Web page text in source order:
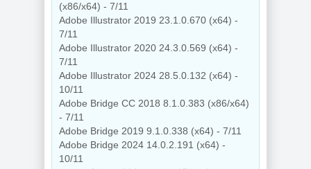
(x86/x64) - 7/11
Adobe Illustrator 2019 23.1.0.670 (x64) -
7/11
Adobe Illustrator 2020 24.3.0.569 (x64) -
7/11
Adobe Illustrator 2024 28.5.0.132 (x64) -
10/11
Adobe Bridge CC 2018 8.1.0.383 (x86/x64)
- 7/11
Adobe Bridge 2019 9.1.0.338 (x64) - 7/11
Adobe Bridge 2024 14.0.2.191 (x64) -
10/11